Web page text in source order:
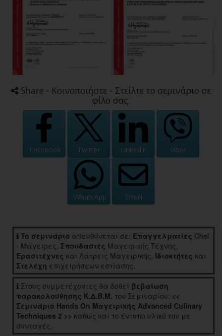
Share - Κοινοποιήστε - Στείλτε το σεμινάριο σε
φίλο σας.
Facebook Twitter Linkedin Viber
WhatsApp Email
To σεμινάριο απευθύνεται σε: Επαγγελματίες Chef
- Μάγειρες, Σπουδαστές Μαγειρικής Τέχνης,
Ερασιτέχνες και Λάτρεις Μαγειρικής, Ιδιοκτήτες και
Στελέχη επιχειρήσεων εστίασης.
Στους συμμετέχοντες θα δοθεί βεβαίωση
παρακολούθησης Κ.Δ.Β.Μ. του Σεμιναρίου: <<
Σεμινάριο Hands On Μαγειρικής Advanced Culinary
Techniques 2 >> καθώς και το έντυπο υλικό του με
συνταγές.